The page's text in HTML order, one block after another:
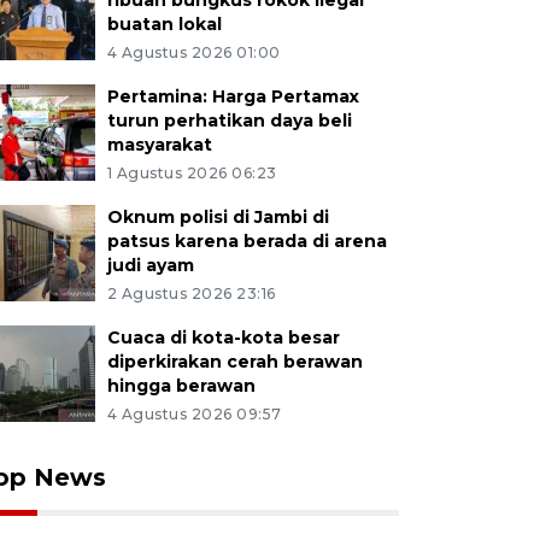
buatan lokal
4 Agustus 2026 01:00
Pertamina: Harga Pertamax
turun perhatikan daya beli
masyarakat
1 Agustus 2026 06:23
Oknum polisi di Jambi di
patsus karena berada di arena
judi ayam
2 Agustus 2026 23:16
Cuaca di kota-kota besar
diperkirakan cerah berawan
hingga berawan
4 Agustus 2026 09:57
News